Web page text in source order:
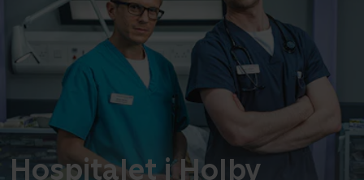
Hospitalet i Holby